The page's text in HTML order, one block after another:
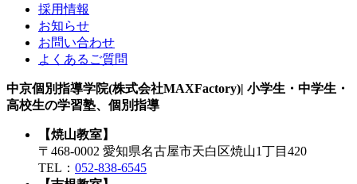
採用情報
お知らせ
お問い合わせ
よくあるご質問
中京個別指導学院(株式会社MAXFactory)| 小学生・中学生・
高校生の学習塾、個別指導
【焼山教室】
〒468-0002 愛知県名古屋市天白区焼山1丁目420
TEL： 052-838-6545